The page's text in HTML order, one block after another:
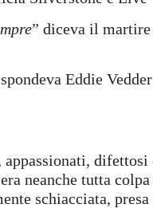
” diceva il
Eddie
appassionati,
neanche tutta
schiacciata,